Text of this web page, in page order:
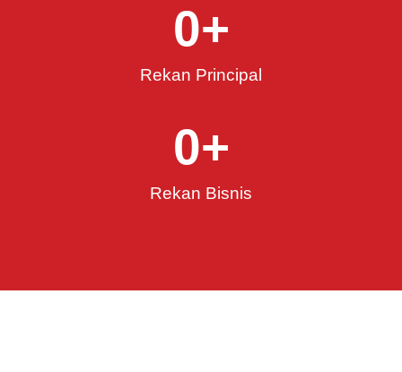
Rekan Principal
0+
Rekan Bisnis
0+